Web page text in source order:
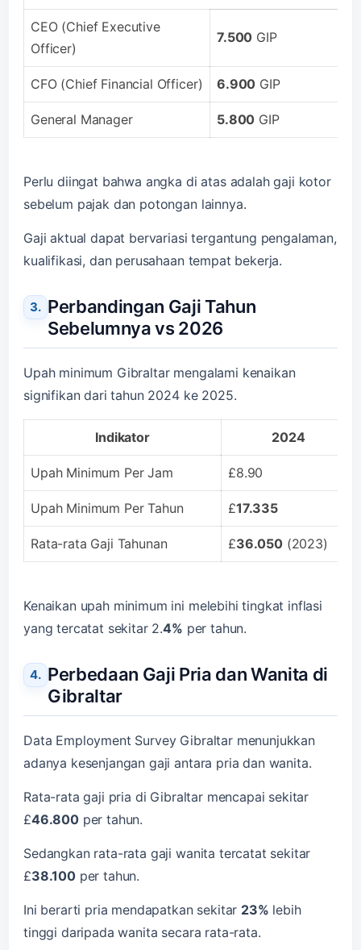
CEO (Chief Executive
Officer)
7.500 GIP
CFO (Chief Financial Officer) 6.900 GIP
General Manager 5.800 GIP
Perlu diingat bahwa angka di atas adalah gaji kotor
sebelum pajak dan potongan lainnya.
Gaji aktual dapat bervariasi tergantung pengalaman,
kualifikasi, dan perusahaan tempat bekerja.
Perbandingan Gaji Tahun
Sebelumnya vs 2026
Upah minimum Gibraltar mengalami kenaikan
signifikan dari tahun 2024 ke 2025.
Indikator 2024
Upah Minimum Per Jam £8.90
Upah Minimum Per Tahun £17.335
Rata-rata Gaji Tahunan £36.050(2023)
Kenaikan upah minimum ini melebihi tingkat inflasi
yang tercatat sekitar 2.4% per tahun.
Perbedaan Gaji Pria dan Wanita di
Gibraltar
Data Employment Survey Gibraltar menunjukkan
adanya kesenjangan gaji antara pria dan wanita.
Rata-rata gaji pria di Gibraltar mencapai sekitar
£46.800per tahun.
Sedangkan rata-rata gaji wanita tercatat sekitar
£38.100per tahun.
Ini berarti pria mendapatkan sekitar 23% lebih
tinggi daripada wanita secara rata-rata.